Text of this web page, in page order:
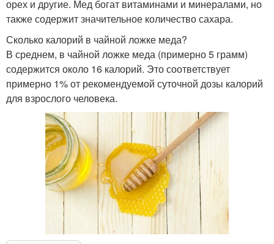
орех и другие. Мед богат витаминами и минералами, но
также содержит значительное количество сахара.
Сколько калорий в чайной ложке меда?
В среднем, в чайной ложке меда (примерно 5 грамм)
содержится около 16 калорий. Это соответствует
примерно 1% от рекомендуемой суточной дозы калорий
для взрослого человека.